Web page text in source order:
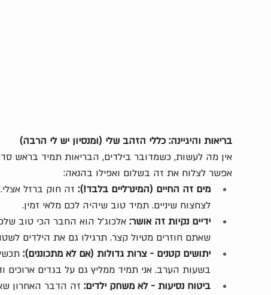
בריאות והיגיינה: כללי הזהב שלי (ומנסיון יש לי הרבה)
אין מה לעשות, כשמדובר בילדים, הבריאות תמיד בראש
אפשר לצלוח את זה בשלום ואפילו בהנאה:
מים זה החיים (המינרליים בלבד!): זה חוק ברזל
לצחצוח שיניים. תמיד טוב שיהיה לכם מלאי זמין.
ידיים נקיות זה אושר: אלכוג'ל הוא החבר הכי טוב
שאתם חוזרים מטיול קצר. תרגילו גם את הילדים
יתושים קטנים - צרות גדולות (אם לא מתכוננים):
בשעות הערב. אני תמיד ממליץ גם על בגדים ארוכים
ביטוח נסיעות - לא משחק ילדים: זה הדבר האחרון